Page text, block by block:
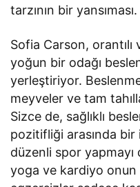
tarzının bir yansıması.
Sofia Carson, orantılı
yoğun bir odağı
yerleştiriyor.
meyveler ve tam
Sizce de, sağlıklı
pozitifliği arasında bir
düzenli spor
yoga ve kardiyo onun